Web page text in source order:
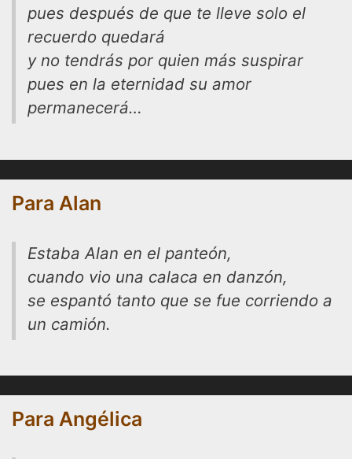
pues después de que te lleve solo el
recuerdo quedará
y no tendrás por quien más suspirar
pues en la eternidad su amor
permanecerá…
Para Alan
Estaba Alan en el panteón,
cuando vio una calaca en danzón,
se espantó tanto que se fue corriendo a
un camión.
Para Angélica